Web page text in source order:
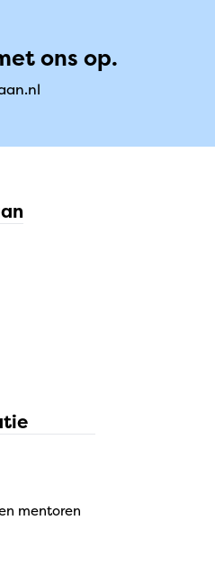
ons op.
mentoren